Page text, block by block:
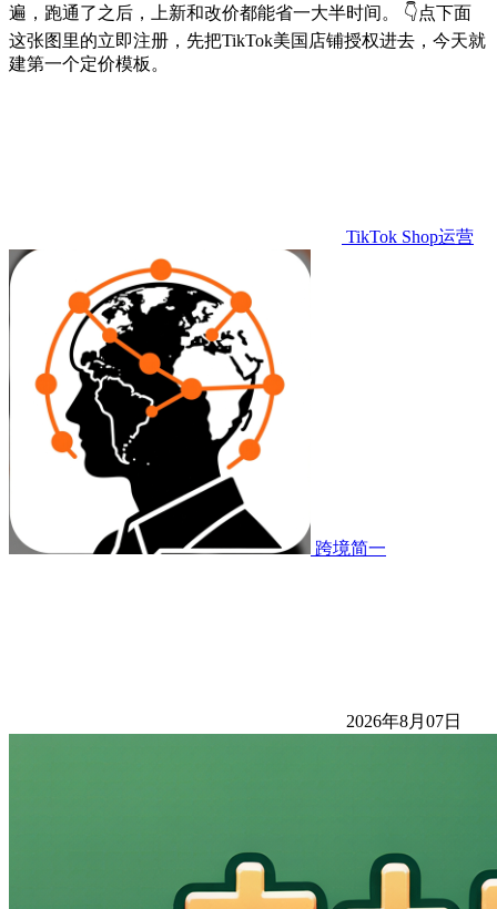
遍，跑通了之后，上新和改价都能省一大半时间。 👇点下面
这张图里的立即注册，先把TikTok美国店铺授权进去，今天就
建第一个定价模板。
TikTok Shop运营
跨境简一
2026年8月07日